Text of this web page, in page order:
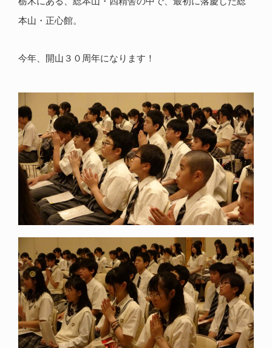
本山・正心館。
今年、開山３０周年になります！